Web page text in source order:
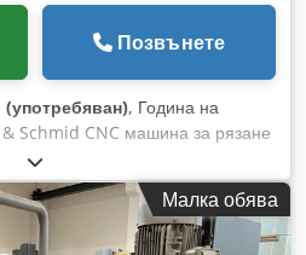
Позвънете
, Година на
Schmid CNC машина за рязане
Dodpfx Ahozp Inleyskr
(с възможност за
- кръгло до 410 мм -
3500 x дължина 2000 x
Малка обява